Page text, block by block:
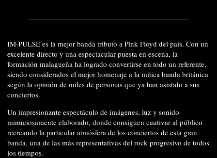
IM-PULSE es la mejor banda tributo a Pink Floyd del país. Con un
excelente directo y una espectacular puesta en escena, la
formación malagueña ha logrado convertirse en todo un referente,
siendo considerados el mejor homenaje a la mítica banda británica
según la opinión de miles de personas que ya han asistido a sus
conciertos.
Un impresionante espectáculo de imágenes, luz y sonido
minuciosamente elaborado, donde consiguen cautivar al público
recreando la particular atmósfera de los conciertos de esta gran
banda, una de las más representativas del rock progresivo de todos
los tiempos.